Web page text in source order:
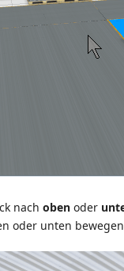
nach oben oder
oder unten